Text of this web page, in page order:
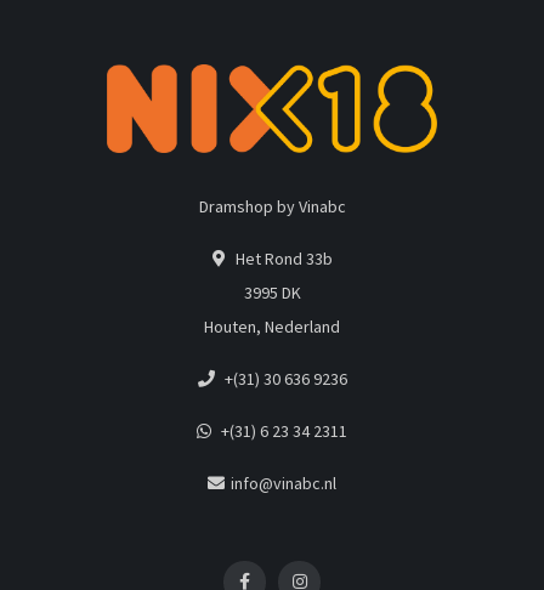
Dramshop by Vinabc
Het Rond 33b
3995 DK
Houten, Nederland
+(31) 30 636 9236
+(31) 6 23 34 2311
info@vinabc.nl